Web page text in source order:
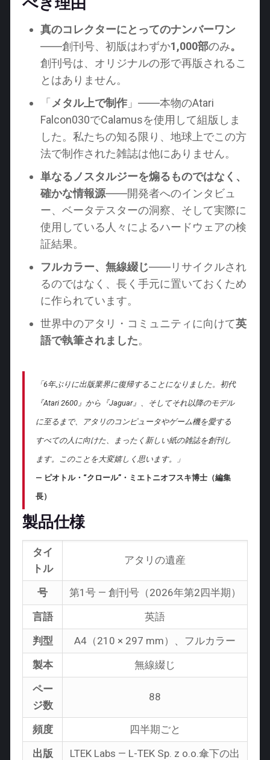
真のコレクターにとってのナンバーワン
――創刊号、初版はわずか1,000部のみ。
創刊号は、オリジナルの形で再版されるこ
とはありません。
「メタル上で制作 」――本物のAtari
Falcon030でCalamusを使用して組版しま
した。私たちの知る限り、地球上でこの方
法で制作された雑誌は他にありません。
単なるノスタルジーを煽るものではなく、
確かな情報源――開発者へのインタビュ
ー、ベータテスターの洞察、そして実際に
使用している人々によるハードウェアの検
証結果。
フルカラー、無線綴じ――リサイクルされ
るのではなく、長く手元に置いておくため
に作られています。
世界中のアタリ・コミュニティに向けて英
語で執筆されました。
「6年ぶりに出版業界に復帰することになりました。初代
『Atari 2600』から『Jaguar』、そしてそれ以降のモデル
に至るまで、アタリのコンピュータやゲーム機を愛する
すべての人に向けた、まったく新しい紙の雑誌を創刊し
ます。このことを大変嬉しく思います。」
— ピオトル・“クロール”・ミエトニオフスキ博士（編集
長）
製品仕様
タイ
トル
アタリの遺産
号
第1号 — 創刊号（2026年第2四半期）
言語
英語
判型
A4（210 × 297 mm）、フルカラー
製本
無線綴じ
ペー
ジ数
88
頻度
四半期ごと
出版
LTEK Labs — L-TEK Sp. z o.o.傘下の出